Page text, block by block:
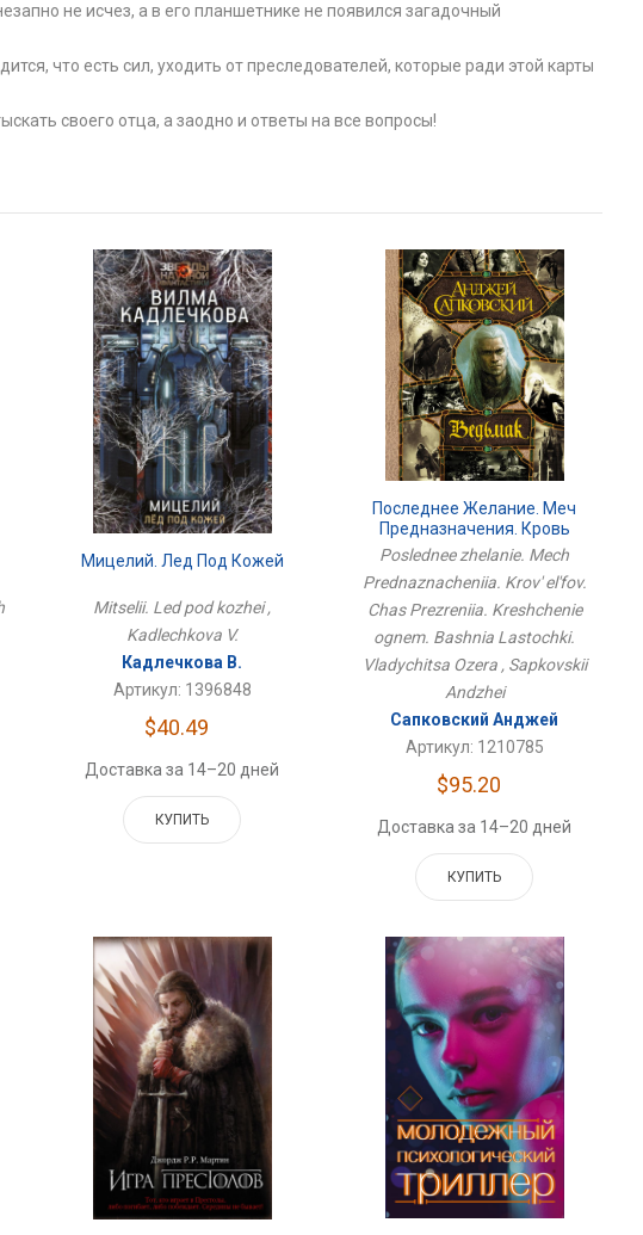
не исчез, а в его планшетнике не появился загадочный
что есть сил, уходить от преследователей, которые ради этой карты
своего отца, а заодно и ответы на все вопросы!
Мицелий. Лед Под Кожей
Mitselii. Led pod kozhei ,
Kadlechkova V.
Кадлечкова В.
Артикул: 1396848
$40.49
Доставка за 14–20 дней
КУПИТЬ
Последнее Желание. Меч
Предназначения. Кровь
Эльфов. Час Презрения.
Ласточки. Владычица Озера
Poslednee zhelanie. Mech
Prednaznacheniia. Krov' el'fov.
Chas Prezreniia. Kreshchenie
ognem. Bashnia Lastochki.
Vladychitsa Ozera , Sapkovskii
Andzhei
Сапковский Анджей
Артикул: 1210785
$95.20
Доставка за 14–20 дней
КУПИТЬ